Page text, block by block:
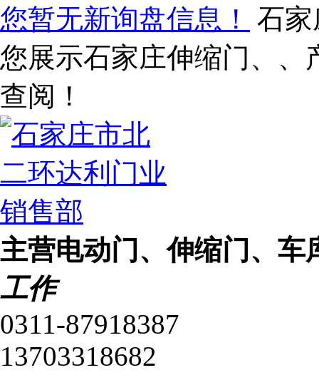
您暂无新询盘信息！
石
您展示石家庄伸缩门、、
查阅！
主营电动门、伸缩门、车
工作
0311-87918387
13703318682